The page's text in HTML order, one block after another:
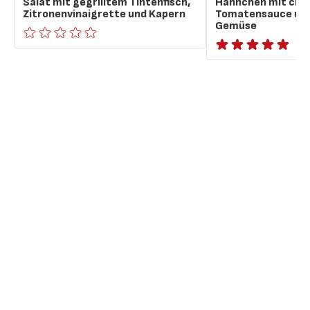
Zitronenvinaigrette und Kapern
ratings.0
Tomatensauce
Gemüse
ratings.NaN